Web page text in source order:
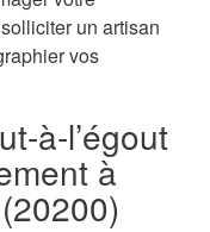
un artisan
vos
à-l’égout
à